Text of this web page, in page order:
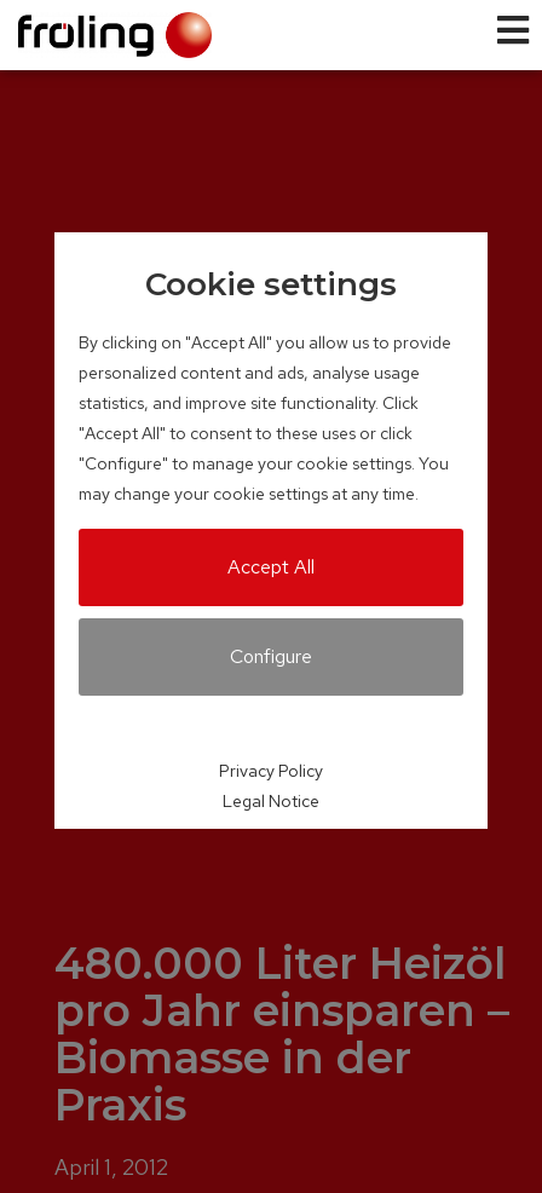
480.000 Liter Heizöl
pro Jahr einsparen –
Biomasse in der
Praxis
April 1, 2012
Cookie settings
By clicking on "Accept All" you allow us to provide
personalized content and ads, analyse usage
statistics, and improve site functionality. Click
"Accept All" to consent to these uses or click
"Configure" to manage your cookie settings. You
may change your cookie settings at any time.
Accept All
Configure
Privacy Policy
Legal Notice